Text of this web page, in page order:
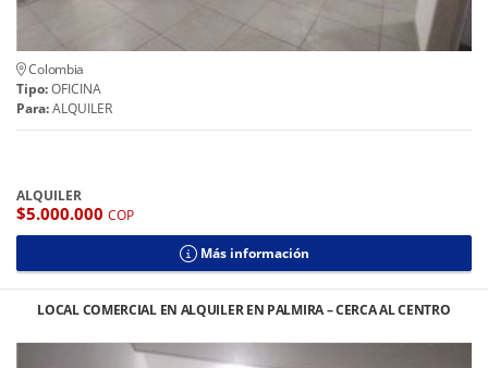
Colombia
Tipo:OFICINA
Para:ALQUILER
ALQUILER
$5.000.000 COP
Más información
LOCAL COMERCIAL EN ALQUILER EN PALMIRA – CERCA AL CENTRO